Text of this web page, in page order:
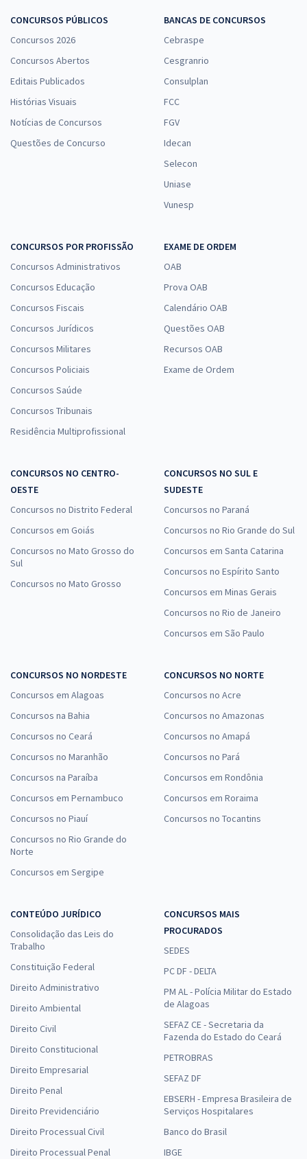
CONCURSOS PÚBLICOS
Concursos 2026
Concursos Abertos
Editais Publicados
Histórias Visuais
Notícias de Concursos
Questões de Concurso
BANCAS DE CONCURSOS
Cebraspe
Cesgranrio
Consulplan
FCC
FGV
Idecan
Selecon
Uniase
Vunesp
CONCURSOS POR PROFISSÃO
Concursos Administrativos
Concursos Educação
Concursos Fiscais
Concursos Jurídicos
Concursos Militares
Concursos Policiais
Concursos Saúde
Concursos Tribunais
Residência Multiprofissional
EXAME DE ORDEM
OAB
Prova OAB
Calendário OAB
Questões OAB
Recursos OAB
Exame de Ordem
CONCURSOS NO CENTRO-
OESTE
Concursos no Distrito Federal
Concursos em Goiás
Concursos no Mato Grosso do
Sul
Concursos no Mato Grosso
CONCURSOS NO SUL E
SUDESTE
Concursos no Paraná
Concursos no Rio Grande do Sul
Concursos em Santa Catarina
Concursos no Espírito Santo
Concursos em Minas Gerais
Concursos no Rio de Janeiro
Concursos em São Paulo
CONCURSOS NO NORDESTE
Concursos em Alagoas
Concursos na Bahia
Concursos no Ceará
Concursos no Maranhão
Concursos na Paraíba
Concursos em Pernambuco
Concursos no Piauí
Concursos no Rio Grande do
Norte
Concursos em Sergipe
CONCURSOS NO NORTE
Concursos no Acre
Concursos no Amazonas
Concursos no Amapá
Concursos no Pará
Concursos em Rondônia
Concursos em Roraima
Concursos no Tocantins
CONTEÚDO JURÍDICO
Consolidação das Leis do
Trabalho
Constituição Federal
Direito Administrativo
Direito Ambiental
Direito Civil
Direito Constitucional
Direito Empresarial
Direito Penal
Direito Previdenciário
Direito Processual Civil
Direito Processual Penal
CONCURSOS MAIS
PROCURADOS
SEDES
PC DF - DELTA
PM AL - Polícia Militar do Estado
de Alagoas
SEFAZ CE - Secretaria da
Fazenda do Estado do Ceará
PETROBRAS
SEFAZ DF
EBSERH - Empresa Brasileira de
Serviços Hospitalares
Banco do Brasil
IBGE